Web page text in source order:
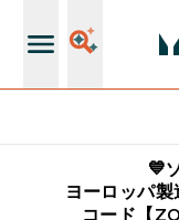
💙
ヨーロッパ
コード【